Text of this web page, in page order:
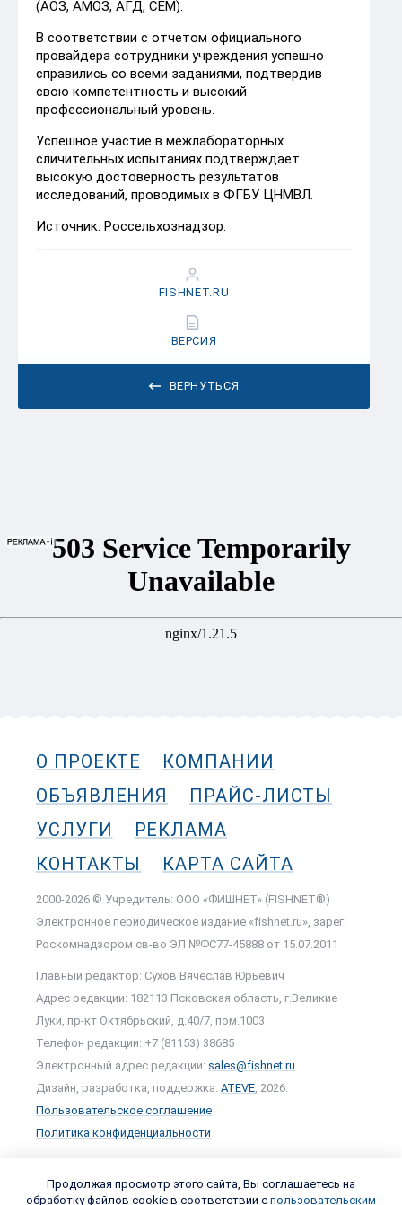
(АОЗ, АМОЗ, АГД, СЕМ).
В соответствии с отчетом официального
провайдера сотрудники учреждения успешно
справились со всеми заданиями, подтвердив
свою компетентность и высокий
профессиональный уровень.
Успешное участие в межлабораторных
сличительных испытаниях подтверждает
высокую достоверность результатов
исследований, проводимых в ФГБУ ЦНМВЛ.
Источник: Россельхознадзор.
ВЕРНУТЬСЯ
FISHNET.RU
ВЕРСИЯ
О ПРОЕКТЕ
КОМПАНИИ
ОБЪЯВЛЕНИЯ
ПРАЙС-ЛИСТЫ
УСЛУГИ
РЕКЛАМА
КОНТАКТЫ
КАРТА САЙТА
2000-2026 © Учредитель: ООО «ФИШНЕТ» (FISHNET®)
Электронное периодическое издание «fishnet.ru», зарег.
Роскомнадзором cв-во ЭЛ №ФС77-45888 от 15.07.2011
Главный редактор: Сухов Вячеслав Юрьевич
Адрес редакции: 182113 Псковская область, г.Великие
Луки, пр-кт Октябрьский, д.40/7, пом.1003
Телефон редакции: +7 (81153) 38685
Электронный адрес редакции: sales@fishnet.ru
Дизайн, разработка, поддержка: ATEVE , 2026.
Пользовательское соглашение
Политика конфиденциальности
Продолжая просмотр этого сайта, Вы соглашаетесь на
обработку файлов cookie в соответствии с пользовательским